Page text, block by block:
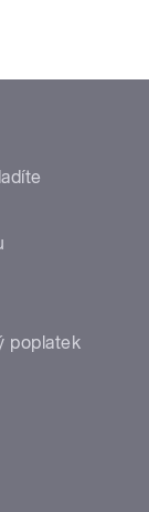
poplatek